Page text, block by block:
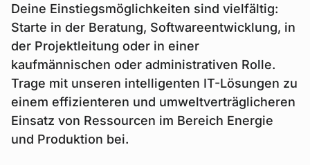
Deine Einstiegsmöglichkeiten sind vielfältig:
Starte in der Beratung, Softwareentwicklung, in
der Projektleitung oder in einer
kaufmännischen oder administrativen Rolle.
Trage mit unseren intelligenten IT-Lösungen zu
einem effizienteren und umweltverträglicheren
Einsatz von Ressourcen im Bereich Energie
und Produktion bei.